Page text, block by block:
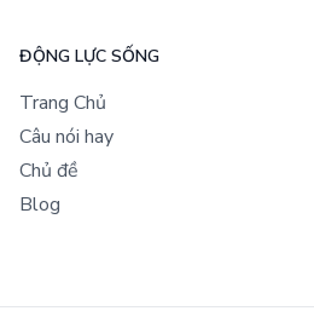
ĐỘNG LỰC SỐNG
Trang Chủ
Câu nói hay
Chủ đề
Blog